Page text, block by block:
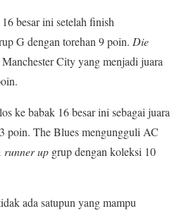
besar ini setelah finish
G dengan torehan 9 poin. Die
City yang menjadi juara
ke babak 16 besar ini sebagai juara
poin. The Blues mengungguli AC
runner up grup dengan koleksi 10
ada satupun yang mampu